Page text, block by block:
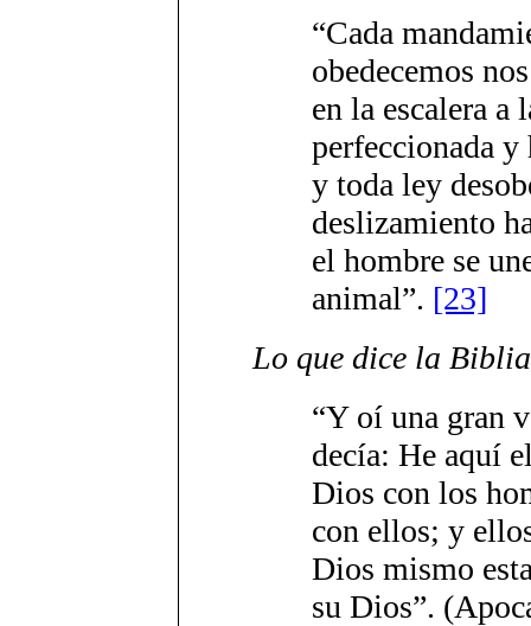
“Cada
obedecemos
en la escalera a
perfeccionada
y toda ley
deslizamiento
el hombre se
animal”. [23]
Lo que dice la
“Y oí una gran
decía: He aquí
Dios con los
con ellos; y
Dios mismo
su Dios”.